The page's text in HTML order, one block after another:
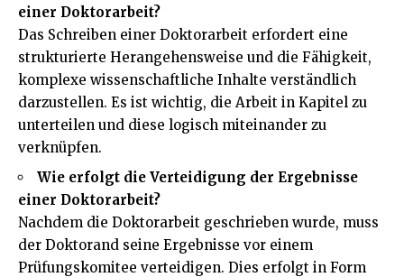
einer Doktorarbeit?
Das Schreiben einer Doktorarbeit erfordert eine
strukturierte Herangehensweise und die Fähigkeit,
komplexe wissenschaftliche Inhalte verständlich
darzustellen. Es ist wichtig, die Arbeit in Kapitel zu
unterteilen und diese logisch miteinander zu
verknüpfen.
Wie erfolgt die Verteidigung der Ergebnisse
einer Doktorarbeit?
Nachdem die Doktorarbeit geschrieben wurde, muss
der Doktorand seine Ergebnisse vor einem
Prüfungskomitee verteidigen. Dies erfolgt in Form